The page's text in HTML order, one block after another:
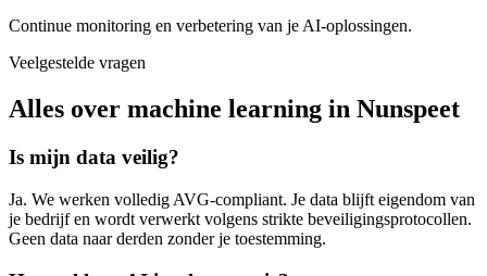
Continue monitoring en verbetering van je AI-oplossingen.
Veelgestelde vragen
Alles over machine learning in Nunspeet
Is mijn data veilig?
Ja. We werken volledig AVG-compliant. Je data blijft eigendom van
je bedrijf en wordt verwerkt volgens strikte beveiligingsprotocollen.
Geen data naar derden zonder je toestemming.